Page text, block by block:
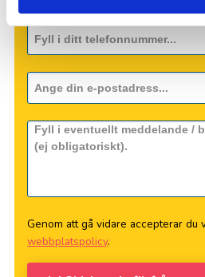
Genom att gå vidare accepterar du
webbplatspolicy.